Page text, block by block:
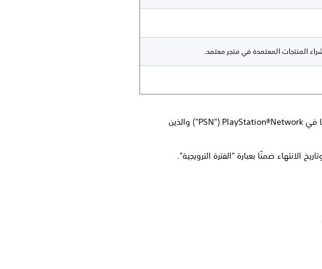
1. إن رمز الخصم في سلة التسوق هذا ("العرض") متوفر للمقيمين في البلدان المشاركة الذين يملكون حسابًا في PlayStation®Network‏ ("PSN") والذين